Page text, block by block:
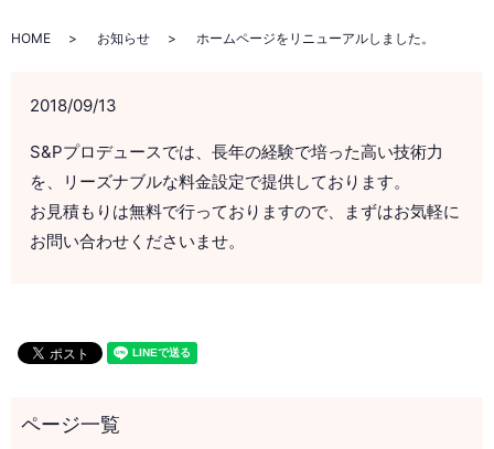
HOME お知らせ ホームページをリニューアルしました。
2018/09/13
S&Pプロデュースでは、長年の経験で培った高い技術力
を、リーズナブルな料金設定で提供しております。
お見積もりは無料で行っておりますので、まずはお気軽に
お問い合わせくださいませ。